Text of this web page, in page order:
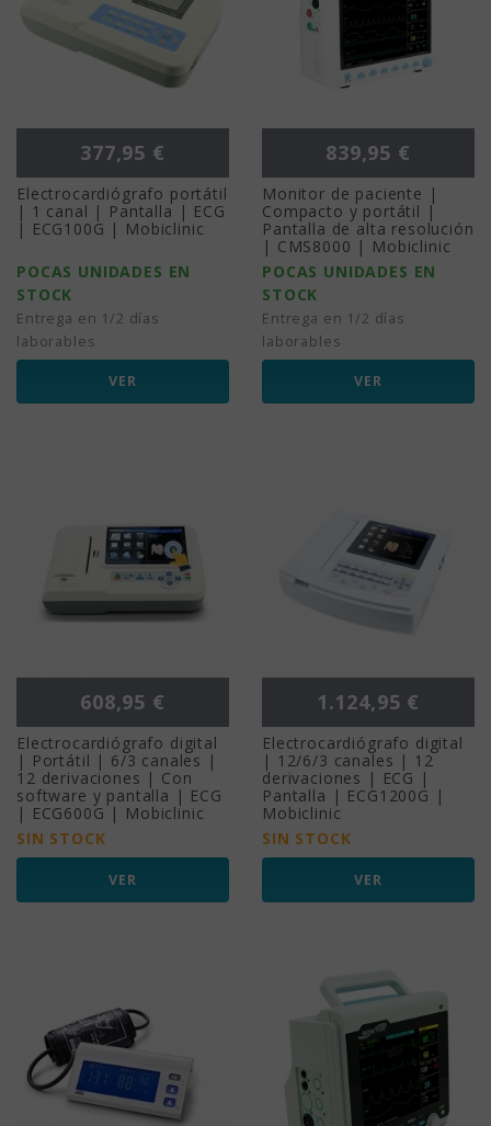
Precio
377,95 €
Electrocardiógrafo portátil
| 1 canal | Pantalla | ECG
| ECG100G | Mobiclinic
POCAS UNIDADES EN
STOCK
Entrega en 1/2 días
laborables
VER
Precio
839,95 €
Monitor de paciente |
Compacto y portátil |
Pantalla de alta resolución
| CMS8000 | Mobiclinic
POCAS UNIDADES EN
STOCK
Entrega en 1/2 días
laborables
VER
Precio
608,95 €
Electrocardiógrafo digital
| Portátil | 6/3 canales |
12 derivaciones | Con
software y pantalla | ECG
| ECG600G | Mobiclinic
SIN STOCK
VER
Precio
1.124,95 €
Electrocardiógrafo digital
| 12/6/3 canales | 12
derivaciones | ECG |
Pantalla | ECG1200G |
Mobiclinic
SIN STOCK
VER